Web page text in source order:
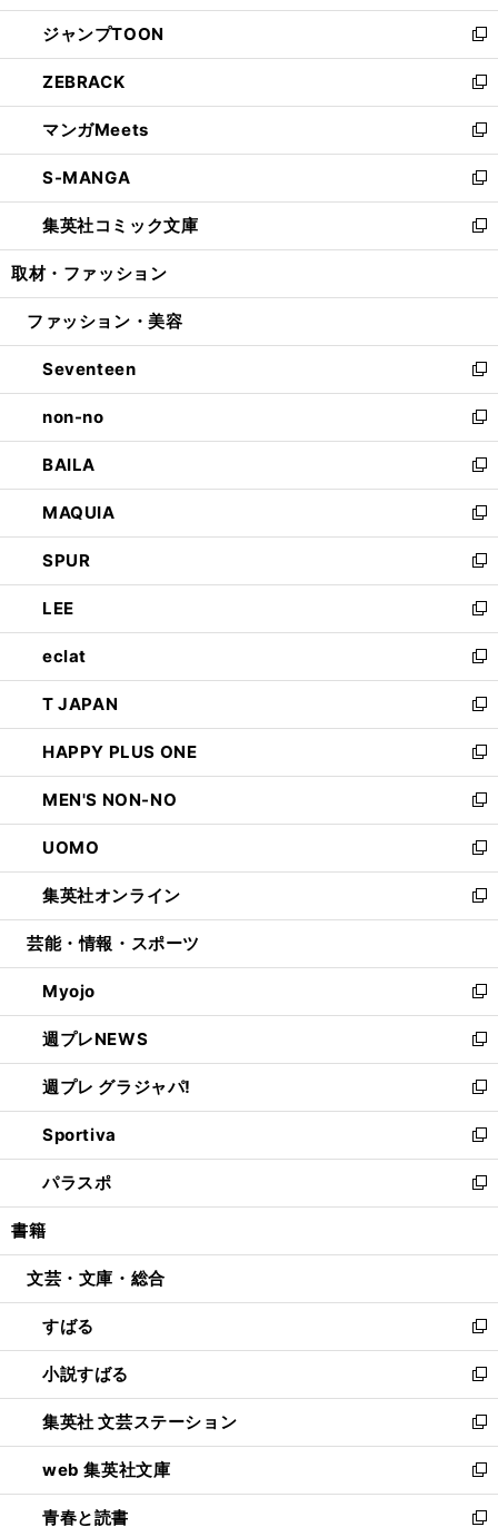
開
く
ウ
で
開
く
ン
ド
ウ
で
開
く
ウ
ィ
ン
ド
ウ
で
開
く
し
い
ウ
ィ
ン
ド
ウ
で
開
く
ジャンプTOON
新
し
い
ウ
ィ
ン
ド
ウ
で
開
ZEBRACK
新
し
い
ウ
ィ
ン
ド
ウ
開
マンガMeets
新
し
い
ウ
ィ
ン
ウ
開
く
S-MANGA
新
し
い
ウ
ン
ウ
で
開
く
集英社コミック文庫
新
し
ウ
ン
ド
ウ
で
開
く
取材・ファッション
ファッション・美容
Seventeen
新
し
い
ウ
ィ
ン
ド
ウ
で
開
く
non-no
新
し
い
ウ
ィ
ン
ド
ウ
で
開
く
BAILA
新
し
い
ウ
ィ
ン
ド
ウ
で
開
く
MAQUIA
新
し
い
ウ
ィ
ン
ド
ウ
で
開
く
SPUR
新
し
い
ウ
ィ
ン
ド
ウ
で
開
く
LEE
新
し
い
ウ
ィ
ン
ド
ウ
で
開
く
eclat
新
し
い
ウ
ィ
ン
ド
ウ
で
開
く
T JAPAN
新
し
い
ウ
ィ
ン
ド
ウ
で
開
HAPPY PLUS ONE
新
し
い
ウ
ィ
ン
ド
ウ
開
く
MEN'S NON-NO
新
し
い
ウ
ィ
ン
ウ
で
開
く
UOMO
新
し
い
ウ
ン
ド
ウ
で
開
く
集英社オンライン
新
し
ウ
ィ
ン
ド
ウ
で
開
く
芸能・情報・スポーツ
Myojo
新
し
い
ウ
ィ
ン
ド
ウ
で
開
週プレNEWS
新
し
い
ウ
ィ
ン
ド
ウ
開
週プレ グラジャパ!
新
し
い
ウ
ィ
ン
ウ
開
く
Sportiva
新
し
い
ウ
ン
ウ
で
開
く
パラスポ
新
し
ウ
ン
ド
ウ
で
開
く
書籍
文芸・文庫・総合
すばる
新
し
い
ウ
ィ
ン
ド
ウ
で
小説すばる
新
し
い
ウ
ィ
ン
ド
集英社 文芸ステーション
新
し
い
ウ
ィ
web 集英社文庫
新
し
い
青春と読書
新